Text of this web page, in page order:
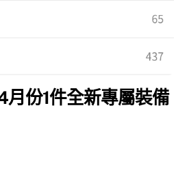
月份1件全新專屬裝備